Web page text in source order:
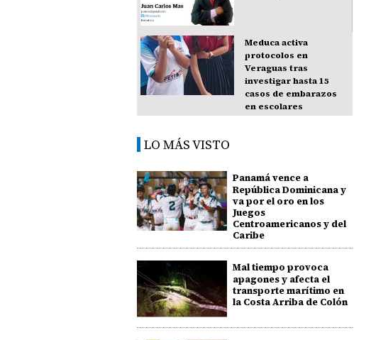
Meduca activa
protocolos en
Veraguas tras
investigar hasta 15
casos de embarazos
en escolares
LO MÁS VISTO
Panamá vence a
República Dominicana y
va por el oro en los
Juegos
Centroamericanos y del
Caribe
Mal tiempo provoca
apagones y afecta el
transporte marítimo en
la Costa Arriba de Colón